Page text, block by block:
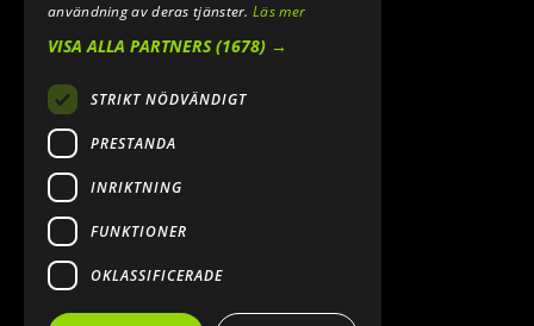
2026. ALL RIGHTS RESERVED.
POWERED BY EMPORI CMS
användning av deras tjänster.Läs mer
VISA ALLA PARTNERS(1678) →
STRIKT NÖDVÄNDIGT
PRESTANDA
INRIKTNING
FUNKTIONER
OKLASSIFICERADE